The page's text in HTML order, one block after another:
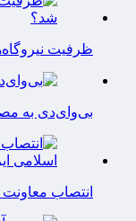
ظرفیت
بی‌وای‌دی به
انتصاب